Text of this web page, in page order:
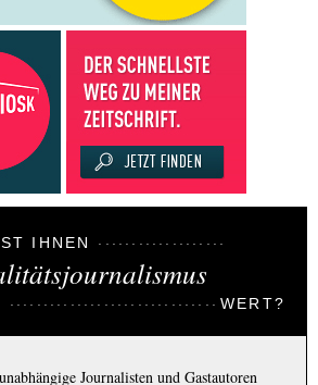
IHNEN
WERT?
Journalisten und Gastautoren